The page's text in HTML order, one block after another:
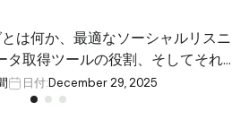
は何か、最適なソーシャルリスニ
タ取得ツールの役割、そしてそれら
いてご紹介します。
日付:December 29, 2025